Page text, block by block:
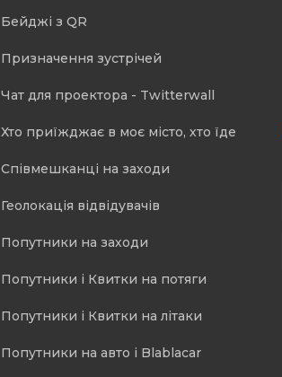
Бейджі з QR
Призначення зустрічей
Чат для проектора - Twitterwall
Хто приїжджає в моє місто, хто їде
Співмешканці на заходи
Геолокація відвідувачів
Попутники на заходи
Попутники і Квитки на потяги
Попутники і Квитки на літаки
Попутники на авто і Blablacar